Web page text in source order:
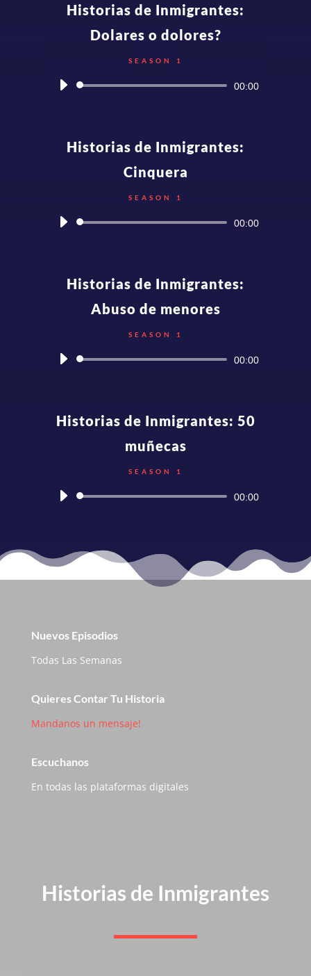
Historias de Inmigrantes:
Dolares o dolores?
SEASON 1
Audio
00:00
Historias de Inmigrantes:
Cinquera
SEASON 1
Audio
00:00
Historias de Inmigrantes:
Abuso de menores
SEASON 1
Audio
00:00
Historias de Inmigrantes: 50
muñecas
SEASON 1
Audio
00:00
Nuevos Episodios
Todas Las Semanas
Quieres Contar Tu Historia
Mandanos un mensaje!
Escuchanos
En todas las plataformas digitales
Historias de Inmigrantes